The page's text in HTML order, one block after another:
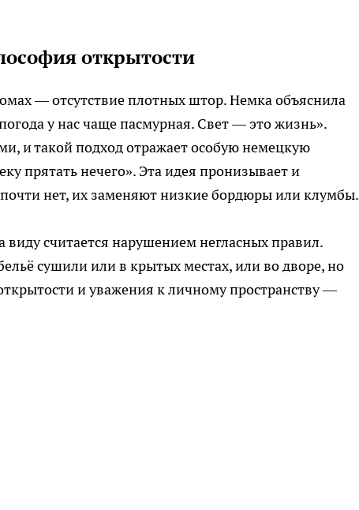
открытости
— отсутствие плотных штор. Немка объяснила
у нас чаще пасмурная. Свет — это жизнь».
и такой подход отражает особую немецкую
прятать нечего». Эта идея пронизывает и
нет, их заменяют низкие бордюры или клумбы.
виду считается нарушением негласных правил.
сушили или в крытых местах, или во дворе, но
и уважения к личному пространству —